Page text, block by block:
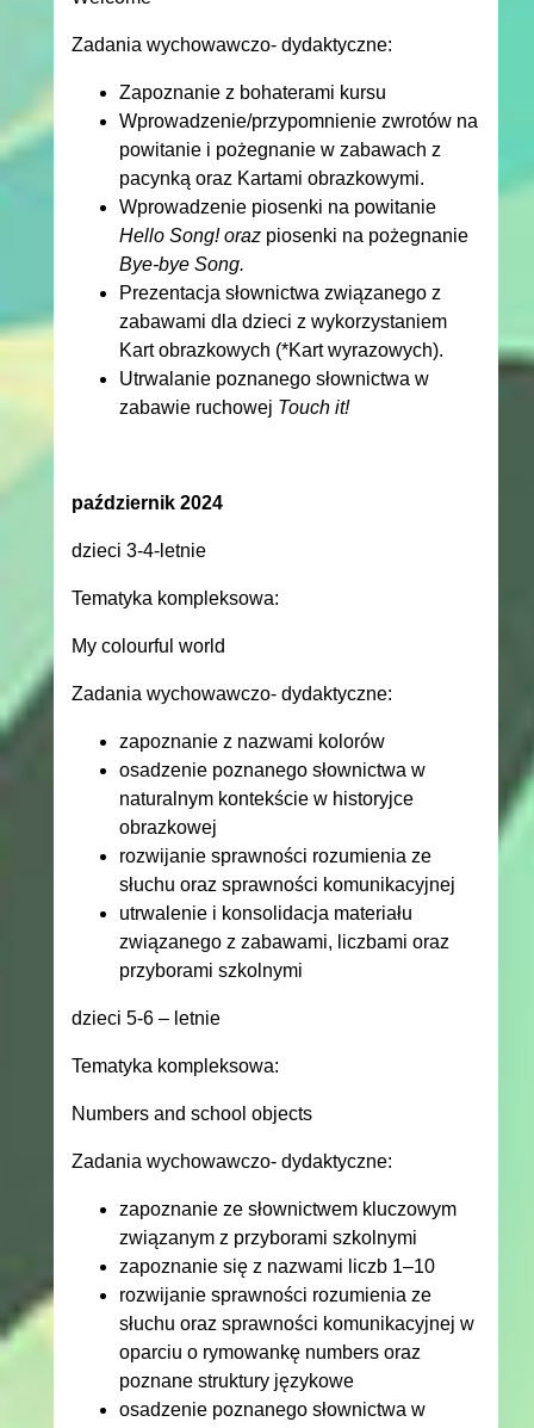
Zadania wychowawczo- dydaktyczne:
Zapoznanie z bohaterami kursu
Wprowadzenie/przypomnienie zwrotów na
powitanie i pożegnanie w zabawach z
pacynką oraz Kartami obrazkowymi.
Wprowadzenie piosenki na powitanie
Hello Song! oraz piosenki na pożegnanie
Bye-bye Song.
Prezentacja słownictwa związanego z
zabawami dla dzieci z wykorzystaniem
Kart obrazkowych (*Kart wyrazowych).
Utrwalanie poznanego słownictwa w
zabawie ruchowej Touch it!
październik 2024
dzieci 3-4-letnie
Tematyka kompleksowa:
My colourful world
Zadania wychowawczo- dydaktyczne:
zapoznanie z nazwami kolorów
osadzenie poznanego słownictwa w
naturalnym kontekście w historyjce
obrazkowej
rozwijanie sprawności rozumienia ze
słuchu oraz sprawności komunikacyjnej
utrwalenie i konsolidacja materiału
związanego z zabawami, liczbami oraz
przyborami szkolnymi
dzieci 5-6 – letnie
Tematyka kompleksowa:
Numbers and school objects
Zadania wychowawczo- dydaktyczne:
zapoznanie ze słownictwem kluczowym
związanym z przyborami szkolnymi
zapoznanie się z nazwami liczb 1–10
rozwijanie sprawności rozumienia ze
słuchu oraz sprawności komunikacyjnej w
oparciu o rymowankę numbers oraz
poznane struktury językowe
osadzenie poznanego słownictwa w